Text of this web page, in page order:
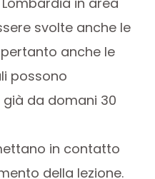
svolte anche le
anche le
possono
da domani 30
in contatto
della lezione.